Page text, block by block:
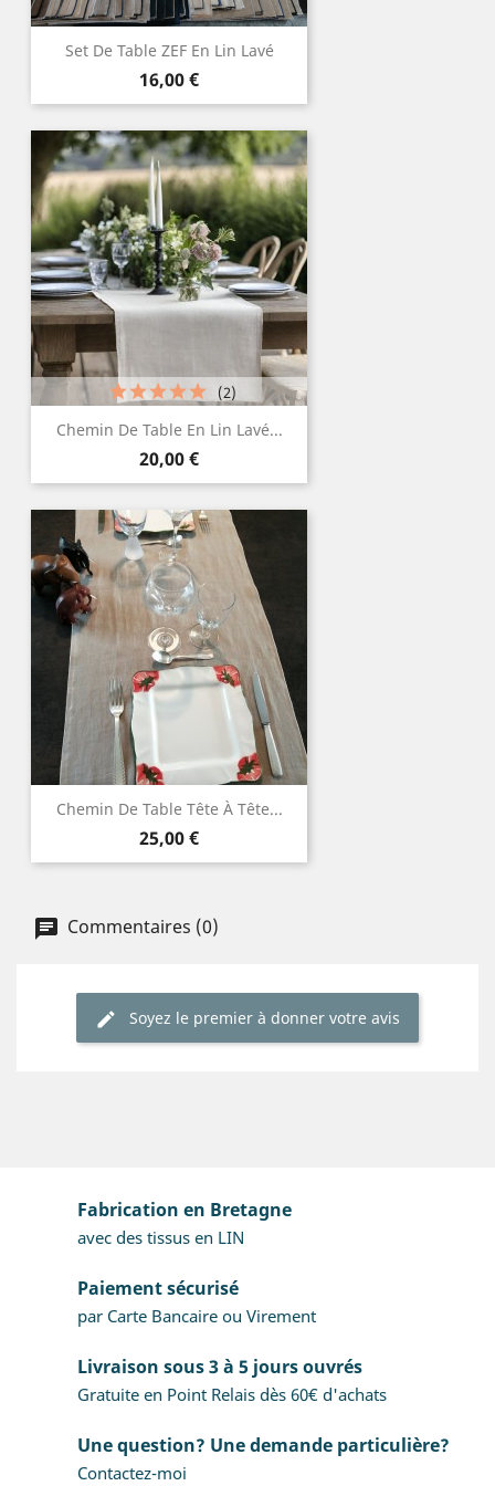
Set De Table ZEF En Lin Lavé
Prix
16,00 €
Chemin De Table En Lin Lavé...
Prix
20,00 €
(2)
Chemin De Table Tête À Tête...
Prix
25,00 €
Commentaires (0)
Soyez le premier à donner votre avis
Fabrication en Bretagne
avec des tissus en LIN
Paiement sécurisé
par Carte Bancaire ou Virement
Livraison sous 3 à 5 jours ouvrés
Gratuite en Point Relais dès 60€ d'achats
Une question? Une demande particulière?
Contactez-moi